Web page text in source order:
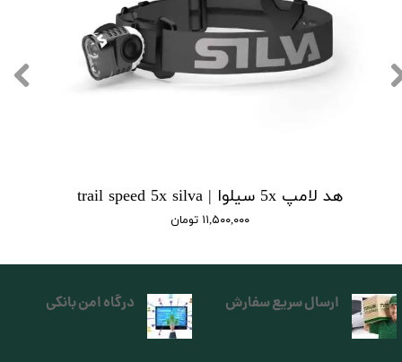
هد لامپ 5x سیلوا | trail speed 5x silva
۱۱,۵۰۰,۰۰۰ تومان
ارسال سریع سفارش درگاه امن بانکی